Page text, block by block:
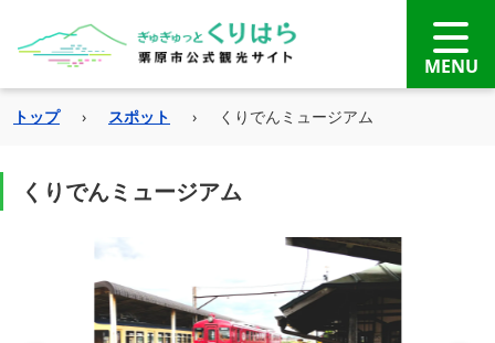
トップ › スポット › くりでんミュージアム
くりでんミュージアム